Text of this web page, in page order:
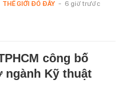
THẾ GIỚI ĐÓ ĐÂY - 6 giờ trước
công bố
ngành Kỹ thuật